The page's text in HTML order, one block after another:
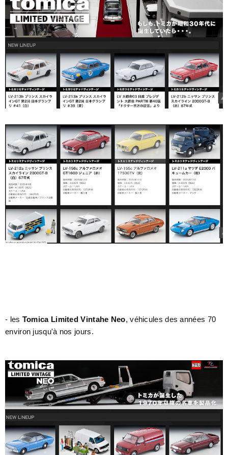
- les Tomica Limited Vintahe Neo, véhicules des années 70
environ jusqu'à nos jours.